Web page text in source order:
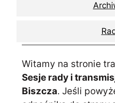
Witamy na stronie
Sesje rady i
Biszcza. Jeśli